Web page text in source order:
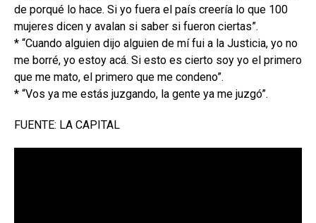
de porqué lo hace. Si yo fuera el país creería lo que 100
mujeres dicen y avalan si saber si fueron ciertas”.
* “Cuando alguien dijo alguien de mí fui a la Justicia, yo no
me borré, yo estoy acá. Si esto es cierto soy yo el primero
que me mato, el primero que me condeno”.
* “Vos ya me estás juzgando, la gente ya me juzgó”.
FUENTE: LA CAPITAL